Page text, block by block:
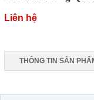
Liên hệ
THÔNG TIN SẢN